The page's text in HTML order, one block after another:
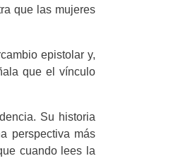
que las mujeres
epistolar y,
que el vínculo
Su historia
perspectiva más
cuando lees la